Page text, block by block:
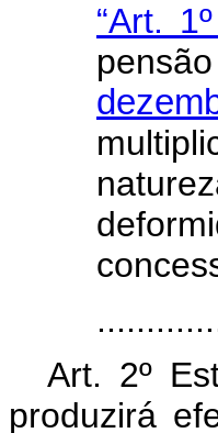
“Art.
Art. 2º
produzirá